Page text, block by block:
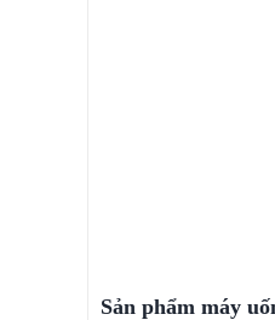
Sản phẩm máy